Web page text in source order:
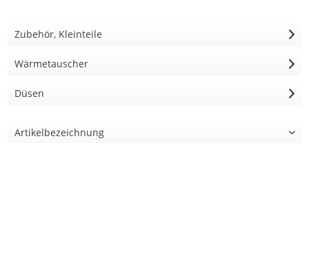
Zubehör, Kleinteile
Wärmetauscher
Düsen